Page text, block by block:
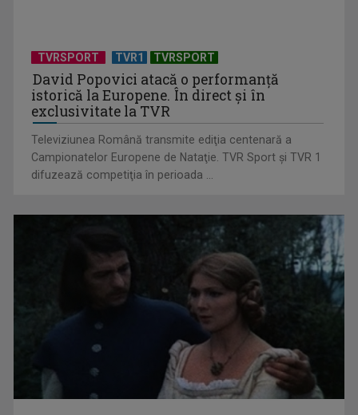
„Cerul” trupei Proconsul – a şasea cea mai votată piesă în
concursul „Cerbul ...
TVRSPORT TVR1 TVRSPORT
David Popovici atacă o performanţă
istorică la Europene. În direct şi în
exclusivitate la TVR
Televiziunea Română transmite ediţia centenară a
Campionatelor Europene de Nataţie. TVR Sport şi TVR 1
difuzează competiţia în perioada ...